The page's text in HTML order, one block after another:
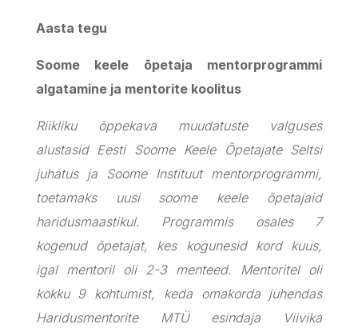
Aasta tegu
Soome keele õpetaja mentorprogrammi
algatamine ja mentorite koolitus
Riikliku õppekava muudatuste valguses
alustasid Eesti Soome Keele Õpetajate Seltsi
juhatus ja Soome Instituut mentorprogrammi,
toetamaks uusi soome keele õpetajaid
haridusmaastikul. Programmis osales 7
kogenud õpetajat, kes kogunesid kord kuus,
igal mentoril oli 2-3 menteed. Mentoritel oli
kokku 9 kohtumist, keda omakorda juhendas
Haridusmentorite MTÜ esindaja Viivika